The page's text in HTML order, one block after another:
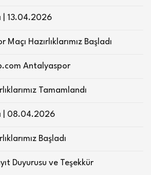
| 13.04.2026
Hazırlıklarımız Başladı
Antalyaspor
Tamamlandı
| 08.04.2026
Başladı
Duyurusu ve Teşekkür